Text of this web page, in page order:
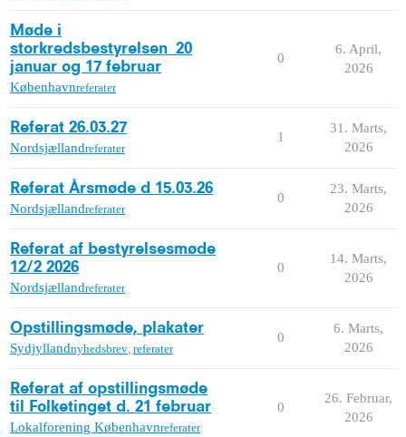
Møde i
storkredsbestyrelsen_20
januar og 17 februar
Københavnreferater
0
6. April,
2026
Referat 26.03.27
Nordsjællandreferater
1
31. Marts,
2026
Referat Årsmøde d 15.03.26
Nordsjællandreferater
0
23. Marts,
2026
Referat af bestyrelsesmøde
12/2 2026
Nordsjællandreferater
0
14. Marts,
2026
Opstillingsmøde, plakater
Sydjyllandnyhedsbrev referater
0
6. Marts,
2026
Referat af opstillingsmøde
til Folketinget d. 21 februar
Lokalforening Københavnreferater
0
26. Februar,
2026